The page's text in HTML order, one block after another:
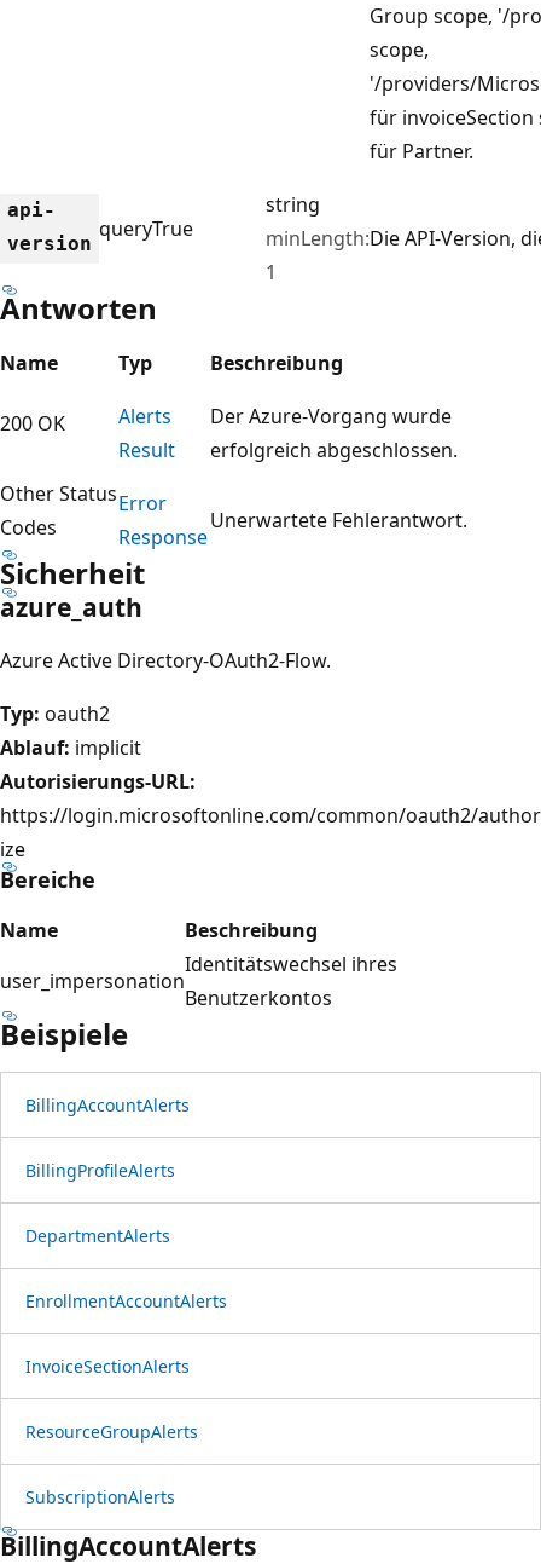
Group scope, '/
scope,
'/providers/
für
für Partner.
api-
version
queryTrue
string
minLength:
1
Die API-Version,
Antworten
Name Typ Beschreibung
200 OK
Alerts
Result
Der Azure-Vorgang wurde
erfolgreich abgeschlossen.
Other Status
Codes
Error
Response
Unerwartete Fehlerantwort.
Sicherheit
azure_auth
Azure Active Directory-OAuth2-Flow.
Typ: oauth2
Ablauf: implicit
Autorisierungs-URL:
https://login.microsoftonline.com/common/oauth2/author
ize
Bereiche
Name
Beschreibung
user_impersonation
Identitätswechsel ihres
Benutzerkontos
Beispiele
BillingAccountAlerts
BillingProfileAlerts
DepartmentAlerts
EnrollmentAccountAlerts
InvoiceSectionAlerts
ResourceGroupAlerts
SubscriptionAlerts
BillingAccountAlerts